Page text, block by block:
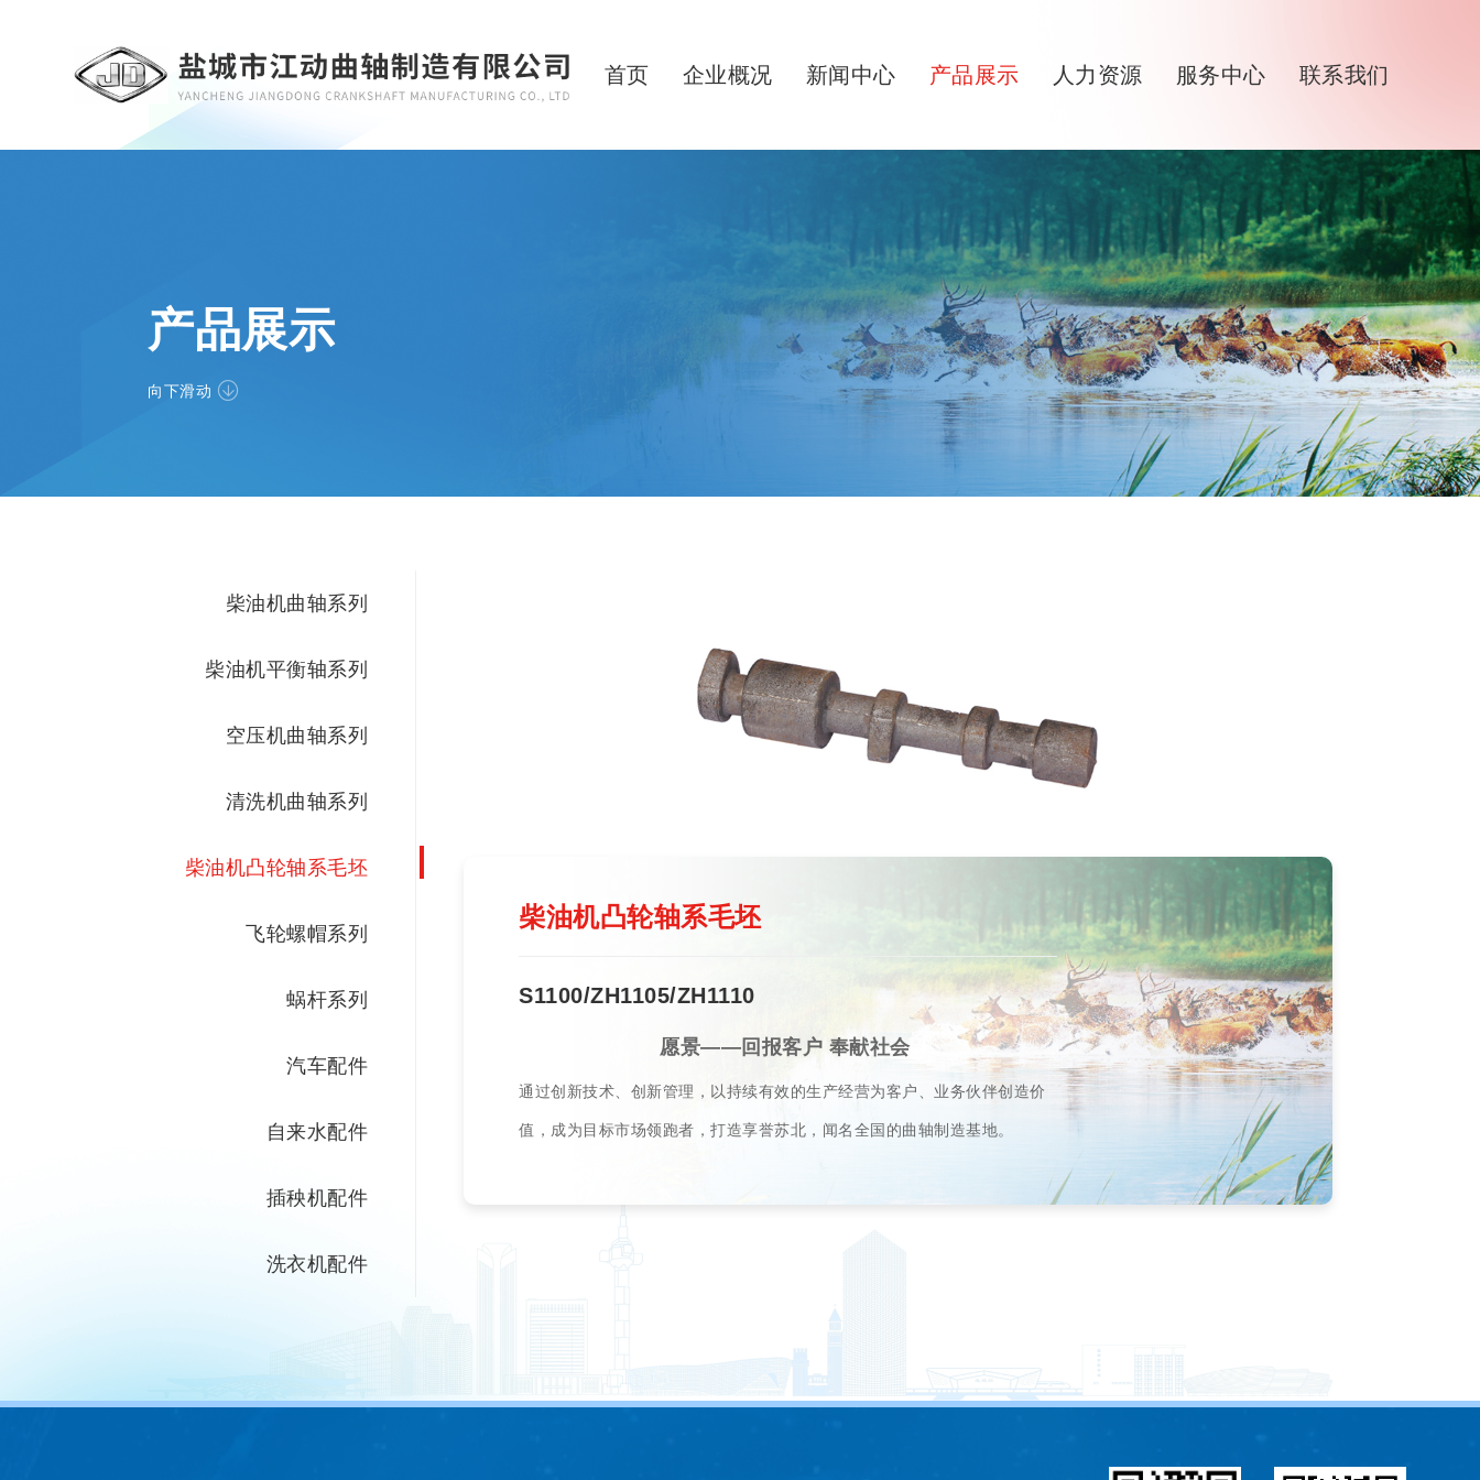
首页 企业概况 新闻中心 产品展示 人力资源 服务中心 联系我们
产品展示
向下滑动
柴油机曲轴系列
柴油机平衡轴系列
空压机曲轴系列
清洗机曲轴系列
柴油机凸轮轴系毛坯
飞轮螺帽系列
蜗杆系列
汽车配件
自来水配件
插秧机配件
洗衣机配件
柴油机凸轮轴系毛坯
S1100/ZH1105/ZH1110
愿景——回报客户 奉献社会
通过创新技术、创新管理，以持续有效的生产经营为客户、业务伙伴创造价
值，成为目标市场领跑者，打造享誉苏北，闻名全国的曲轴制造基地。